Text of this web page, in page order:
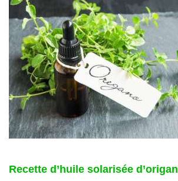
Recette d’huile solarisée d’origan